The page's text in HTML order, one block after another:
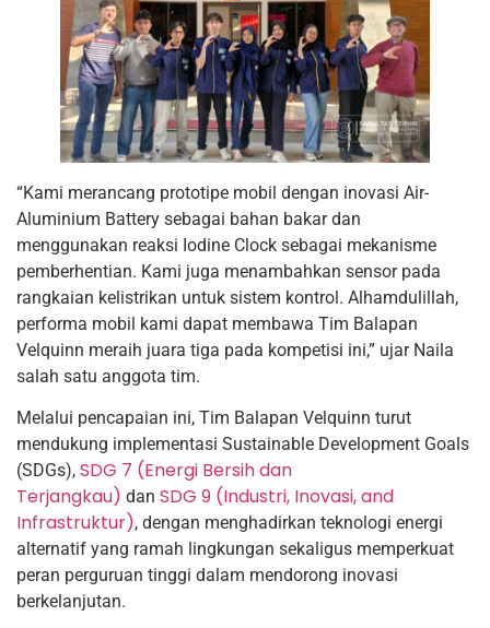
“Kami merancang prototipe mobil dengan inovasi Air-
Aluminium Battery sebagai bahan bakar dan
menggunakan reaksi Iodine Clock sebagai mekanisme
pemberhentian. Kami juga menambahkan sensor pada
rangkaian kelistrikan untuk sistem kontrol. Alhamdulillah,
performa mobil kami dapat membawa Tim Balapan
Velquinn meraih juara tiga pada kompetisi ini,” ujar Naila
salah satu anggota tim.
Melalui pencapaian ini, Tim Balapan Velquinn turut
mendukung implementasi Sustainable Development Goals
(SDGs), SDG 7 (Energi Bersih dan
Terjangkau) dan SDG 9 (Industri, Inovasi, and
Infrastruktur), dengan menghadirkan teknologi energi
alternatif yang ramah lingkungan sekaligus memperkuat
peran perguruan tinggi dalam mendorong inovasi
berkelanjutan.